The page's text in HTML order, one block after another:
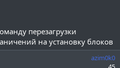
блоков игроками
и просто запрещённых
под себя
перезагрузки
на установку блоков
azim0k0